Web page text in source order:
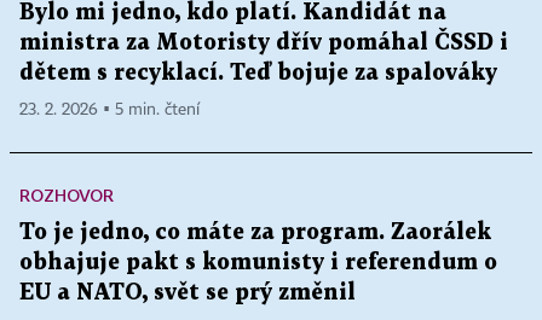
Bylo mi jedno, kdo platí. Kandidát na
ministra za Motoristy dřív pomáhal ČSSD i
dětem s recyklací. Teď bojuje za spalováky
23. 2. 2026 ▪ 5 min. čtení
ROZHOVOR
To je jedno, co máte za program. Zaorálek
obhajuje pakt s komunisty i referendum o
EU a NATO, svět se prý změnil